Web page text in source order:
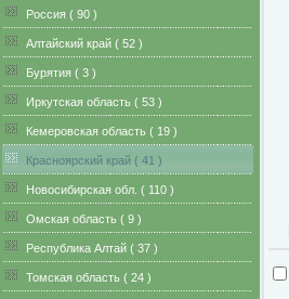
Pоссия ( 90 )
Алтайский край ( 52 )
Бурятия ( 3 )
Иркутская область ( 53 )
Кемеровская область ( 19 )
Красноярский край ( 41 )
Новосибирская обл. ( 110 )
Омская область ( 9 )
Республика Алтай ( 37 )
Томская область ( 24 )